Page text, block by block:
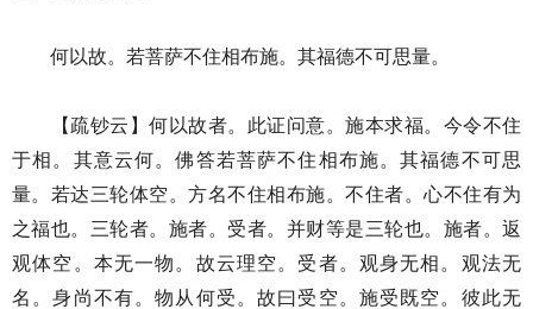
何以故。若菩萨不住相布施。其福德不可思量。
【疏钞云】何以故者。此证问意。施本求福。今令不住
于相。其意云何。佛答若菩萨不住相布施。其福德不可思
量。若达三轮体空。方名不住相布施。不住者。心不住有为
之福也。三轮者。施者。受者。并财等是三轮也。施者。返
观体空。本无一物。故云理空。受者。观身无相。观法无
名。身尚不有。物从何受。故曰受空。施受既空。彼此无